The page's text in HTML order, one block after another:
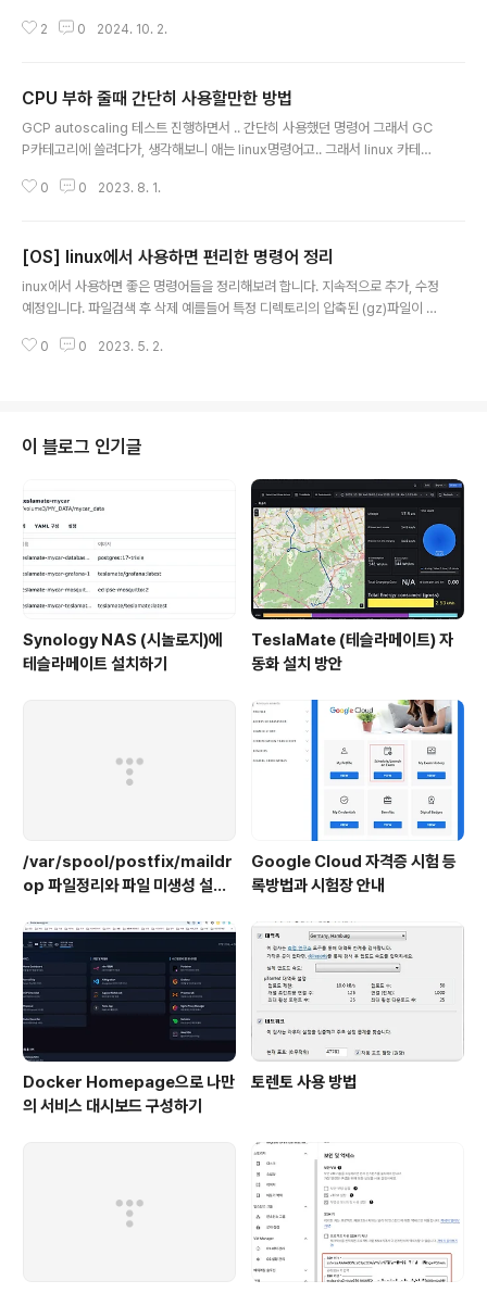
고, 그러긴 한데뭐랄까 좀 기분이 그렇다. 참고하기 위해 블로그에 기록정말 글
줍니다. top 명령어를 실행하면 화면 상단에 load average: x.xx, y.yy, z.z
z와 같은 형식으로 나타납니다.여기서 각각의 값은 다음을 의미합니다:x.xx: 지
난 1분 동안의 평균 부하y.y..
2 0 2024. 10. 2.
CPU 부하 줄때 간단히 사용할만한 방법
GCP autoscaling 테스트 진행하면서 .. 간단히 사용했던 명령어 그래서 GC
P카테고리에 쓸려다가, 생각해보니 애는 linux명령어고.. 그래서 linux 카테고
할때가 있다. 부하를 주는 툴도 많긴 한데 (Apache Bench, JMeter등) 웹서
환을 해주는 명령어고, /dev/zero는 Null문자를 제공하는 특수 파일이다. null
도 있긴한데 차이점이라면, null은 비우는 것이고, zero는 비우면서 null로 채
운다. 어차피 아래에서는 만든 것을 null로..
0 0 2023. 8. 1.
[OS] linux에서 사용하면 편리한 명령어 정리
inux에서 사용하면 좋은 명령어들을 정리해보려 합니다. 지속적으로 추가, 수정
예정입니다. 파일검색 후 삭제 예를들어 특정 디렉토리의 압축된 (gz)파일이 1
e +1 -exec ls -l {} \; 만약 그 해당 파일을 삭제하고자 하면 ls-l 대신 rm 사
으로 파일 읽어도 atime이 변경됩니다..) 파일내용 찾기 ⁠find . -type..
0 0 2023. 5. 2.
이 블로그 인기글
Synology NAS (시놀로지)에
테슬라메이트 설치하기
TeslaMate (테슬라메이트) 자
동화 설치 방안
/var/spool/postfix/maildr
op 파일정리와 파일 미생성 설정
Google Cloud 자격증 시험 등
록방법과 시험장 안내
Docker Homepage으로 나만
의 서비스 대시보드 구성하기
토렌토 사용 방법